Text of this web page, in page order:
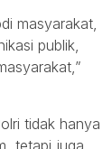
masyarakat,
publik,
tidak hanya